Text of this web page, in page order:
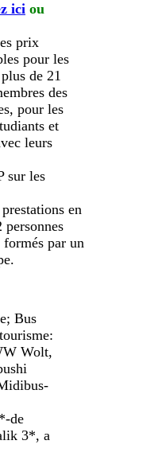
ici ou
prix
pour les
de 21
des
pour les
et
leurs
sur les
en
formés par un
Bus
Wolt,
de
3*, a